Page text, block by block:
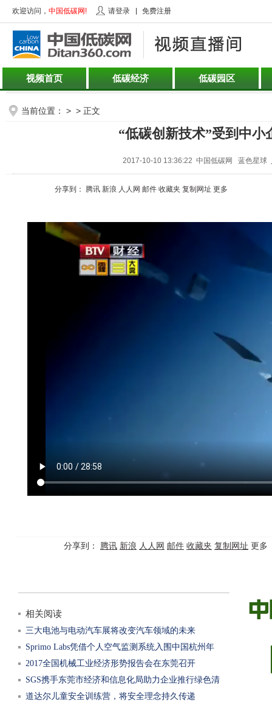
欢迎访问， 中国低碳网! 请登录 免费注册
视频首页 低碳经济 低碳园区
当前位置： > > 正文
“低碳创新技术”受到中小
2017-10-10 13:36:22 中国低碳网 蓝色星球
分享到： 腾讯 新浪 人人网 邮件 收藏夹 复制网址 更多
分享到： 腾讯 新浪 人人网 邮件 收藏夹 复制网址 更多
相关阅读
三大电池与电动汽车展将改变汽车领域的未来
Sprimo Labs凭借个人空气监测系统入围中国杭州年
2017全国机械工业经济形势报告会在东莞召开
SGS携手东莞市经济和信息化局助力企业推行绿色清
洁生产审
道达尔儿童安全训练营，将安全理念持久传递